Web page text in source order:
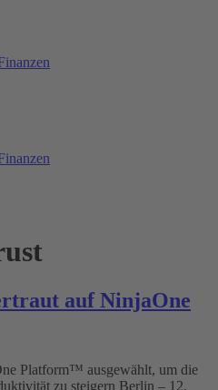
auf NinjaOne
Platform™ ausgewählt, um die
zu steigern Berlin – 12.